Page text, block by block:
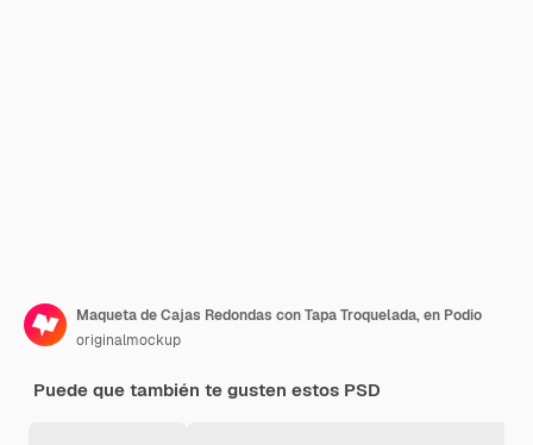
Maqueta de Cajas Redondas con Tapa Troquelada, en Podio
originalmockup
Puede que también te gusten estos PSD